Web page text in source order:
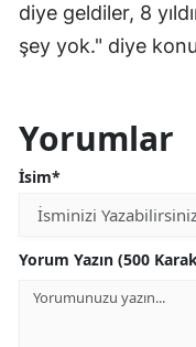
diye geldiler, 8
şey yok." diye
Yorumlar
İsim*
Yorum Yazın (500